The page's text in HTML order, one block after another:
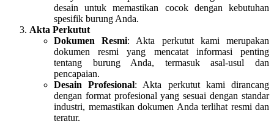
desain untuk memastikan cocok dengan kebutuhan
spesifik burung Anda.
Akta Perkutut
Dokumen Resmi: Akta perkutut kami merupakan
dokumen resmi yang mencatat informasi penting
tentang burung Anda, termasuk asal-usul dan
pencapaian.
Desain Profesional: Akta perkutut kami dirancang
dengan format profesional yang sesuai dengan standar
industri, memastikan dokumen Anda terlihat resmi dan
teratur.